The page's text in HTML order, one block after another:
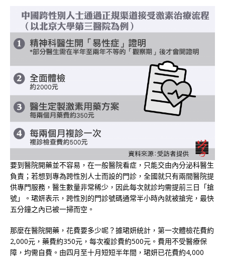
要到醫院開藥並不容易，在一般醫院看症，只能交由內分泌科醫生
負責；若想到專為跨性別人士而設的門診，全國就只有兩間醫院提
供專門服務，醫生數量非常稀少，因此每次就診均需提前三日「搶
號」。珺妍表示，跨性別的門診號碼通常半小時內就被搶完，最快
五分鐘之內已被一掃而空。
那麼在醫院開藥，花費要多少呢？據珺妍統計，第一次體檢花費約
2,000元，藥費約350元，每次複診費約500元。費用不受醫療保
障，均需自費。由四月至十月短短半年間，珺妍已花費約4,000